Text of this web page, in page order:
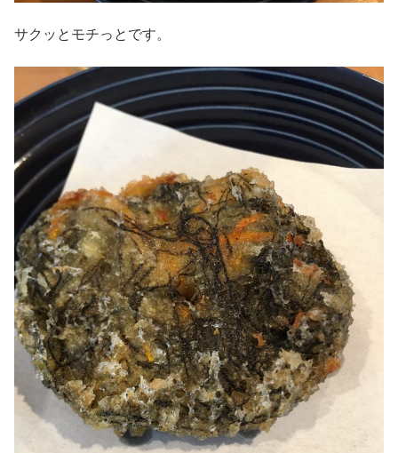
サクッとモチっとです。